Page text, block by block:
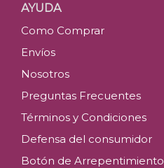
AYUDA
Como Comprar
Envíos
Nosotros
Preguntas Frecuentes
Términos y Condiciones
Defensa del consumidor
Botón de Arrepentimiento